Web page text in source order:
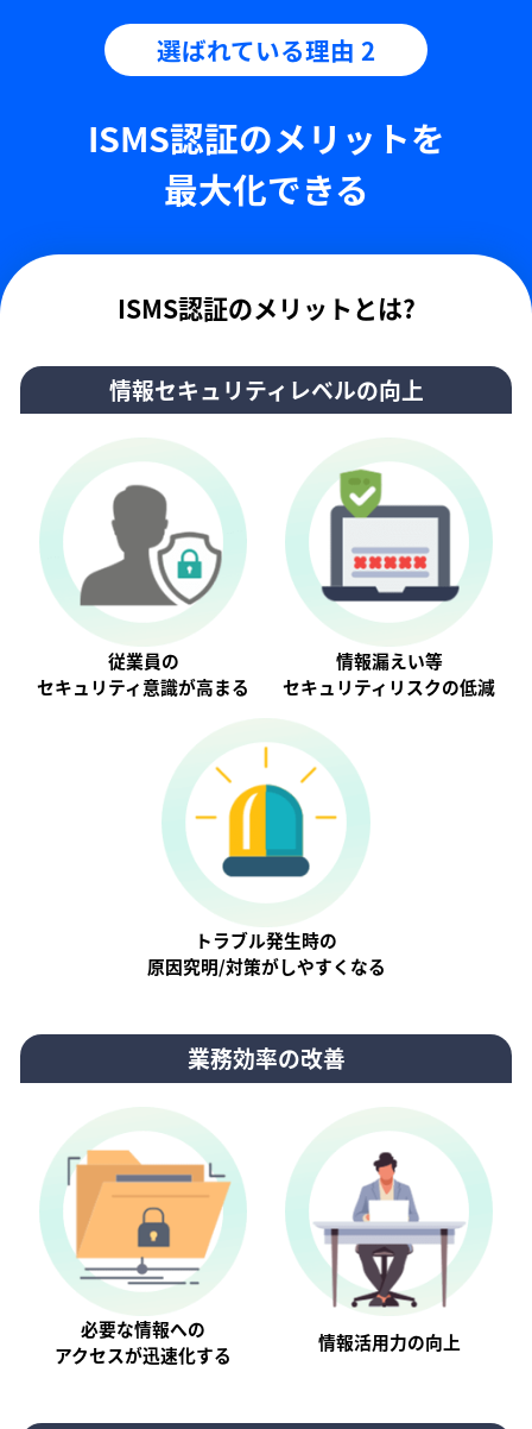
選ばれている理由 2
ISMS認証のメリットを
最大化できる
ISMS認証のメリットとは?
情報セキュリティレベルの向上
従業員の
セキュリティ意識が⾼まる
情報漏えい等
セキュリティリスクの低減
トラブル発生時の
原因究明/対策がしやすくなる
業務効率の改善
必要な情報への
アクセスが迅速化する
情報活⽤⼒の向上